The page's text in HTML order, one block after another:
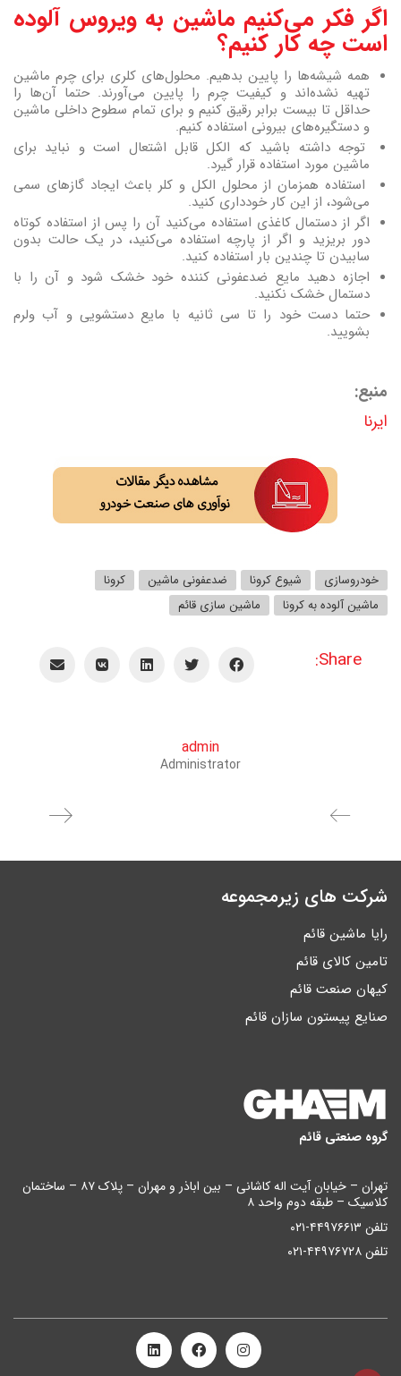
اگر فکر می‌کنیم ماشین به ویروس آلوده
است چه کار کنیم؟
همه شیشه‌ها را پایین بدهیم. محلول‌های کلری برای چرم ماشین
تهیه نشده‌اند و کیفیت چرم را پایین می‌آورند. حتما آن‌ها را
حداقل تا بیست برابر رقیق کنیم و برای تمام سطوح داخلی ماشین
و دستگیره‌های بیرونی استفاده کنیم.
توجه داشته باشید که الکل قابل اشتعال است و نباید برای
ماشین مورد استفاده قرار گیرد.
استفاده همزمان از محلول الکل و کلر باعث ایجاد گازهای سمی
می‌شود، از این کار خودداری کنید.
اگر از دستمال کاغذی استفاده می‌کنید آن را پس از استفاده کوتاه
دور بریزید و اگر از پارچه استفاده می‌کنید، در یک حالت بدون
سابیدن تا چندین بار استفاده کنید.
اجازه دهید مایع ضدعفونی کننده خود خشک شود و آن را با
دستمال خشک نکنید.
حتما دست خود را تا سی ثانیه با مایع دستشویی و آب ولرم
بشویید.
منبع:
ایرنا
خودروسازی شیوع کرونا ضدعفونی ماشین
کرونا
ماشین آلوده به کرونا
ماشین سازی قائم
Share:
admin
Administrator
شرکت های زیرمجموعه
رایا ماشین قائم
تامین کالای قائم
کیهان صنعت قائم
صنایع پیستون سازان قائم
گروه صنعتی قائم
تهران – خیابان آیت اله کاشانی – بین اباذر و مهران – پلاک ۸۷ – ساختمان
کلاسیک – طبقه دوم واحد ۸
تلفن ۴۴۹۷۶۶۱۳-۰۲۱
تلفن ۴۴۹۷۶۷۲۸-۰۲۱